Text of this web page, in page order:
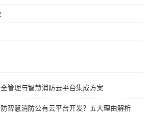
管理与智慧消防云平台集成方案
智慧消防公有云平台开发？五大理由解析